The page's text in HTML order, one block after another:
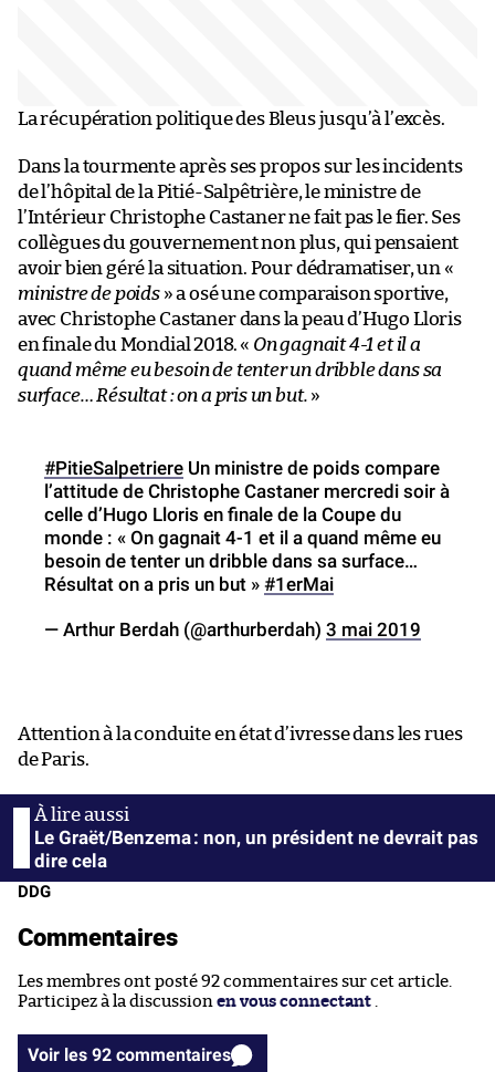
La récupération politique des Bleus jusqu’à l’excès.
Dans la tourmente après ses propos sur les incidents
de l’hôpital de la Pitié-Salpêtrière, le ministre de
l’Intérieur Christophe Castaner ne fait pas le fier. Ses
collègues du gouvernement non plus, qui pensaient
avoir bien géré la situation. Pour dédramatiser, un «
ministre de poids» a osé une comparaison sportive,
avec Christophe Castaner dans la peau d’Hugo Lloris
en finale du Mondial 2018. « On gagnait 4-1 et il a
quand même eu besoin de tenter un dribble dans sa
surface… Résultat : on a pris un but. »
#PitieSalpetriere Un ministre de poids compare
l’attitude de Christophe Castaner mercredi soir à
celle d’Hugo Lloris en finale de la Coupe du
monde : « On gagnait 4-1 et il a quand même eu
besoin de tenter un dribble dans sa surface…
Résultat on a pris un but » #1erMai
— Arthur Berdah (@arthurberdah) 3 mai 2019
Attention à la conduite en état d’ivresse dans les rues
de Paris.
Le Graët/Benzema : non, un président ne devrait pas
dire cela
DDG
Commentaires
Les membres ont posté 92 commentaires sur cet article.
Participez à la discussion en vous connectant
Voir les 92 commentaires